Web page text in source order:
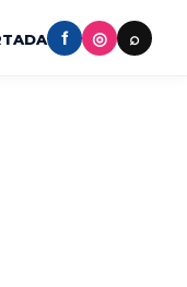
f ◎ ⌕